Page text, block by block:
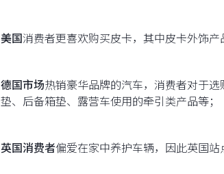
美国消费者更喜欢购买皮卡，其中皮卡外饰
德国市场热销豪华品牌的汽车，消费者对于
垫、后备箱垫、露营车使用的牵引类产品等；
英国消费者偏爱在家中养护车辆，因此英国站